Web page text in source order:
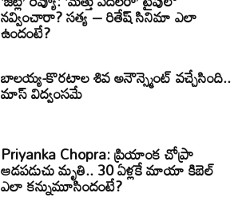
నవ్వించారా? సత్య – రితేష్ సినిమా ఎలా
ఉందంటే?
బాలయ్య-కొరటాల శివ అనౌన్స్మెంట్ వచ్చేసింది..
మాస్ విద్వంసమే
Priyanka Chopra: ప్రియాంక చోప్రా
ఆడపడుచు మృతి.. 30 ఏళ్లకే మాయా కిబెల్
ఎలా కన్నుమూసిందంటే?